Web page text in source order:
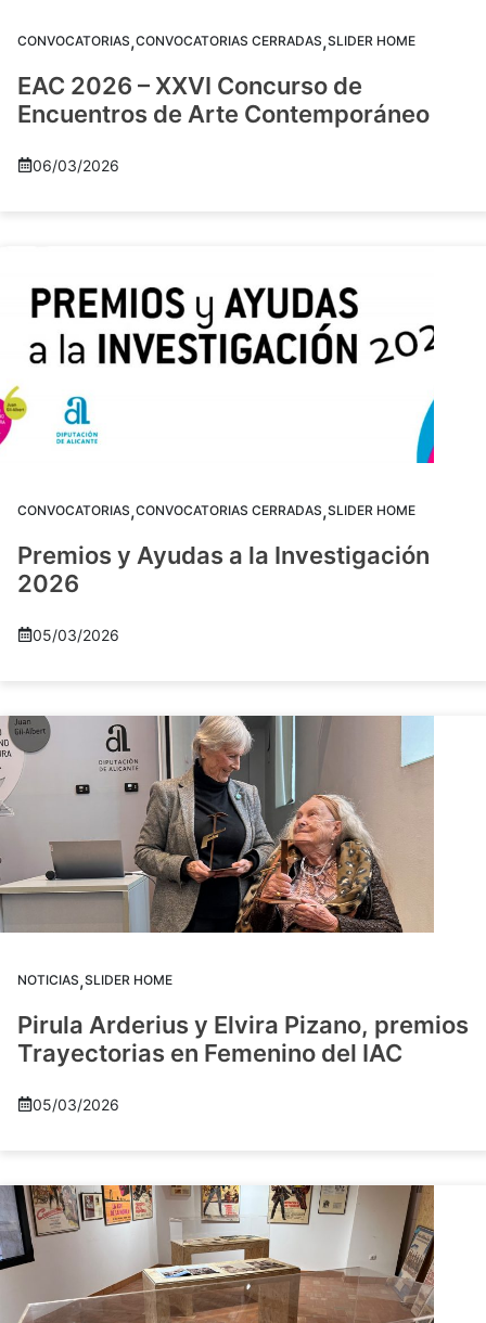
CONVOCATORIAS,CONVOCATORIAS CERRADAS,SLIDER HOME
EAC 2026 – XXVI Concurso de
Encuentros de Arte Contemporáneo
06/03/2026
CONVOCATORIAS,CONVOCATORIAS CERRADAS,SLIDER HOME
Premios y Ayudas a la Investigación
2026
05/03/2026
NOTICIAS,SLIDER HOME
Pirula Arderius y Elvira Pizano, premios
Trayectorias en Femenino del IAC
05/03/2026